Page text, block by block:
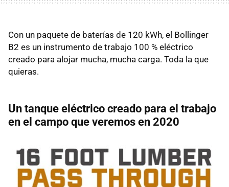
Con un paquete de baterías de 120 kWh, el Bollinger
B2 es un instrumento de trabajo 100 % eléctrico
creado para alojar mucha, mucha carga. Toda la que
quieras.
Un tanque eléctrico creado para el trabajo
en el campo que veremos en 2020